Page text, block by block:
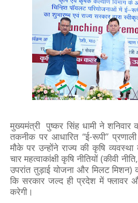
मुख्यमंत्री पुष्कर सिंह धामी ने
तकनीक पर आधारित “ई-रूपी”
मौके पर उन्होंने राज्य की कृषि
चार महत्वाकांक्षी कृषि नीतियों (कीवी
उपरांत तुड़ाई योजना और मिलट
कि सरकार जल्द ही प्रदेश में फ्लावर
करेगी।